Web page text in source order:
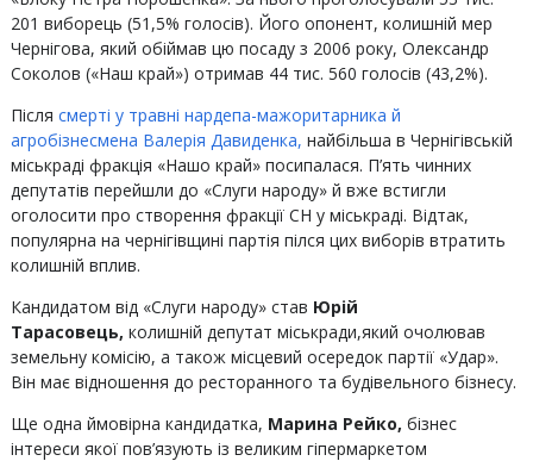
201 виборець (51,5% голосів). Його опонент, колишній мер
Чернігова, який обіймав цю посаду з 2006 року, Олександр
Соколов («Наш край») отримав 44 тис. 560 голосів (43,2%).
Після смерті у травні нардепа-мажоритарника й
агробізнесмена Валерія Давиденка, найбільша в Чернігівській
міськраді фракція «Нашо край» посипалася. П’ять чинних
депутатів перейшли до «Слуги народу» й вже встигли
оголосити про створення фракції СН у міськраді. Відтак,
популярна на чернігівщині партія пілся цих виборів втратить
колишній вплив.
Кандидатом від «Слуги народу» став Юрій
Тарасовець, колишній депутат міськради,який очолював
земельну комісію, а також місцевий осередок партії «Удар».
Він має відношення до ресторанного та будівельного бізнесу.
Ще одна ймовірна кандидатка, Марина Рейко, бізнес
інтереси якої пов’язують із великим гіпермаркетом